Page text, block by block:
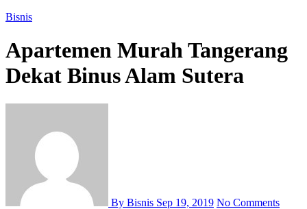
Bisnis
Apartemen Murah Tangerang
Dеkаt Binus Alam Sutera
By Bisnis Sep 19, 2019 No Comments